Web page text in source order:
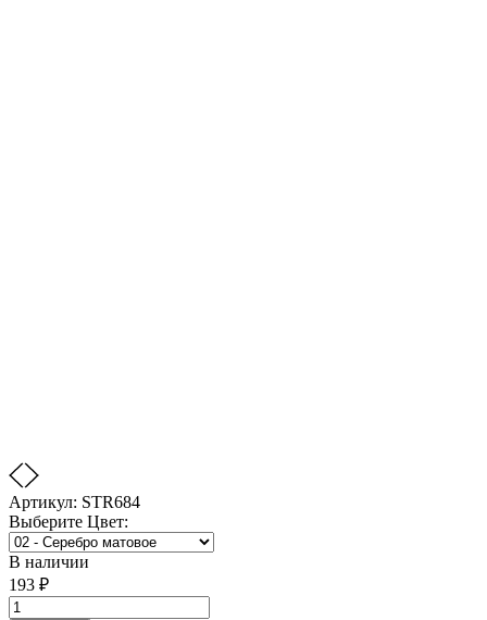
Артикул: STR684
Выберите Цвет:
В наличии
193 ₽